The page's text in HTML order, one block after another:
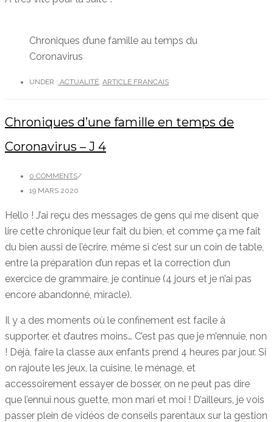
Chroniques d’une famille au temps du
Coronavirus
UNDER : ACTUALITÉ, ARTICLE FRANCAIS
Chroniques d’une famille en temps de
Coronavirus – J 4
0 COMMENTS/
19 MARS 2020
Hello ! J’ai reçu des messages de gens qui me disent que
lire cette chronique leur fait du bien, et comme ça me fait
du bien aussi de l’écrire, même si c’est sur un coin de table,
entre la préparation d’un repas et la correction d’un
exercice de grammaire, je continue (4 jours et je n’ai pas
encore abandonné, miracle).
Il y a des moments où le confinement est facile à
supporter, et d’autres moins… C’est pas que je m’ennuie, non
! Déjà, faire la classe aux enfants prend 4 heures par jour. Si
on rajoute les jeux, la cuisine, le ménage, et
accessoirement essayer de bosser, on ne peut pas dire
que l’ennui nous guette, mon mari et moi ! D’ailleurs, je vois
passer plein de vidéos de conseils parentaux sur la gestion